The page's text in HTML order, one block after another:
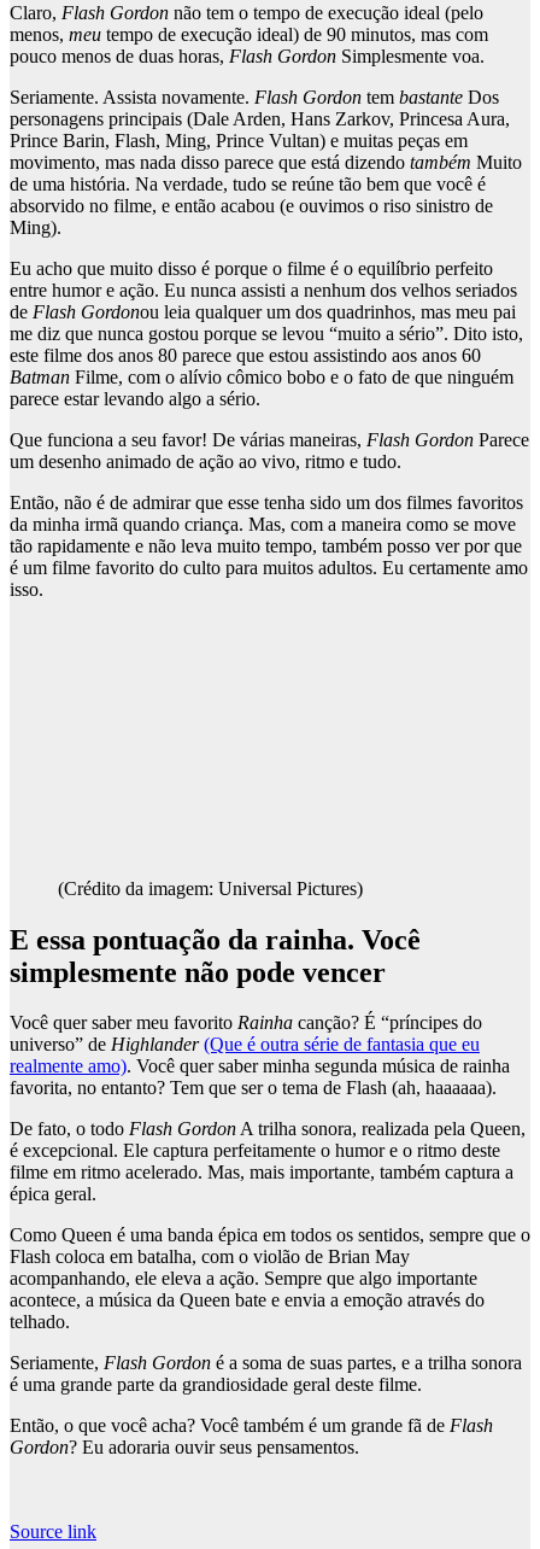
Claro, Flash Gordon não tem o tempo de execução ideal (pelo
menos, meu tempo de execução ideal) de 90 minutos, mas com
pouco menos de duas horas, Flash Gordon Simplesmente voa.
Seriamente. Assista novamente. Flash Gordon tem bastante Dos
personagens principais (Dale Arden, Hans Zarkov, Princesa Aura,
Prince Barin, Flash, Ming, Prince Vultan) e muitas peças em
movimento, mas nada disso parece que está dizendo também Muito
de uma história. Na verdade, tudo se reúne tão bem que você é
absorvido no filme, e então acabou (e ouvimos o riso sinistro de
Ming).
Eu acho que muito disso é porque o filme é o equilíbrio perfeito
entre humor e ação. Eu nunca assisti a nenhum dos velhos seriados
de Flash Gordonou leia qualquer um dos quadrinhos, mas meu pai
me diz que nunca gostou porque se levou “muito a sério”. Dito isto,
este filme dos anos 80 parece que estou assistindo aos anos 60
Batman Filme, com o alívio cômico bobo e o fato de que ninguém
parece estar levando algo a sério.
Que funciona a seu favor! De várias maneiras, Flash Gordon Parece
um desenho animado de ação ao vivo, ritmo e tudo.
Então, não é de admirar que esse tenha sido um dos filmes favoritos
da minha irmã quando criança. Mas, com a maneira como se move
tão rapidamente e não leva muito tempo, também posso ver por que
é um filme favorito do culto para muitos adultos. Eu certamente amo
isso.
(Crédito da imagem: Universal Pictures)
E essa pontuação da rainha. Você
simplesmente não pode vencer
Você quer saber meu favorito Rainha canção? É “príncipes do
universo” de Highlander(Que é outra série de fantasia que eu
realmente amo). Você quer saber minha segunda música de rainha
favorita, no entanto? Tem que ser o tema de Flash (ah, haaaaaa).
De fato, o todo Flash GordonA trilha sonora, realizada pela Queen,
é excepcional. Ele captura perfeitamente o humor e o ritmo deste
filme em ritmo acelerado. Mas, mais importante, também captura a
épica geral.
Como Queen é uma banda épica em todos os sentidos, sempre que o
Flash coloca em batalha, com o violão de Brian May
acompanhando, ele eleva a ação. Sempre que algo importante
acontece, a música da Queen bate e envia a emoção através do
telhado.
Seriamente, Flash Gordon é a soma de suas partes, e a trilha sonora
é uma grande parte da grandiosidade geral deste filme.
Então, o que você acha? Você também é um grande fã de Flash
Gordon? Eu adoraria ouvir seus pensamentos.
Source link